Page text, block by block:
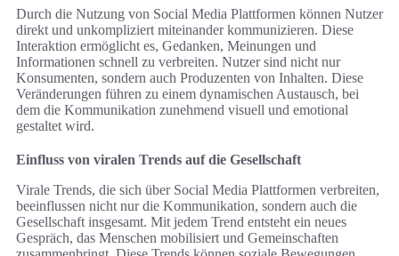
Durch die Nutzung von Social Media Plattformen können Nutzer
direkt und unkompliziert miteinander kommunizieren. Diese
Interaktion ermöglicht es, Gedanken, Meinungen und
Informationen schnell zu verbreiten. Nutzer sind nicht nur
Konsumenten, sondern auch Produzenten von Inhalten. Diese
Veränderungen führen zu einem dynamischen Austausch, bei
dem die Kommunikation zunehmend visuell und emotional
gestaltet wird.
Einfluss von viralen Trends auf die Gesellschaft
Virale Trends, die sich über Social Media Plattformen verbreiten,
beeinflussen nicht nur die Kommunikation, sondern auch die
Gesellschaft insgesamt. Mit jedem Trend entsteht ein neues
Gespräch, das Menschen mobilisiert und Gemeinschaften